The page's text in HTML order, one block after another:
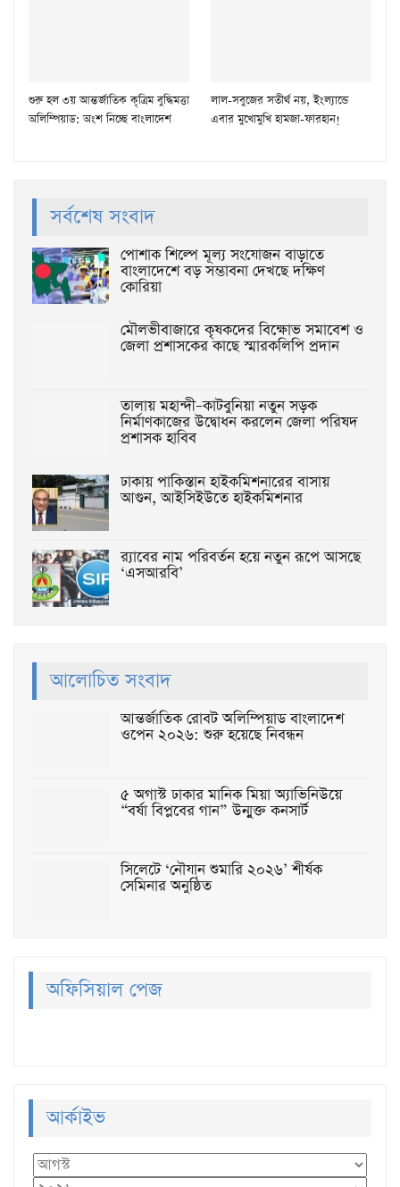
শুরু হল ৩য় আন্তর্জাতিক কৃত্রিম বুদ্ধিমত্তা
অলিম্পিয়াড: অংশ নিচ্ছে বাংলাদেশ
লাল-সবুজের সতীর্থ নয়, ইংল্যান্ডে
এবার মুখোমুখি হামজা-ফারহান!
সর্বশেষ সংবাদ
পোশাক শিল্পে মূল্য সংযোজন বাড়াতে
বাংলাদেশে বড় সম্ভাবনা দেখছে দক্ষিণ
কোরিয়া
মৌলভীবাজারে কৃষকদের বিক্ষোভ সমাবেশ ও
জেলা প্রশাসকের কাছে স্মারকলিপি প্রদান
তালায় মহান্দী–কাটবুনিয়া নতুন সড়ক
নির্মাণকাজের উদ্বোধন করলেন জেলা পরিষদ
প্রশাসক হাবিব
ঢাকায় পাকিস্তান হাইকমিশনারের বাসায়
আগুন, আইসিইউতে হাইকমিশনার
র‌্যাবের নাম পরিবর্তন হয়ে নতুন রূপে আসছে
‘এসআরবি’
আলোচিত সংবাদ
আন্তর্জাতিক রোবট অলিম্পিয়াড বাংলাদেশ
ওপেন ২০২৬: শুরু হয়েছে নিবন্ধন
৫ অগাস্ট ঢাকার মানিক মিয়া অ্যাভিনিউয়ে
“বর্ষা বিপ্লবের গান” উন্মুক্ত কনসার্ট
সিলেটে ‘নৌযান শুমারি ২০২৬’ শীর্ষক
সেমিনার অনুষ্ঠিত
অফিসিয়াল পেজ
আর্কাইভ